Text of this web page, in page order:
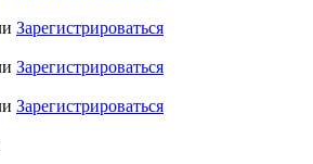
Зарегистрироваться
Зарегистрироваться
Зарегистрироваться